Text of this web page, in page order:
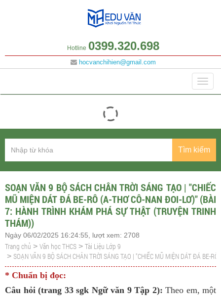
Hotline 0399.320.698
hocvanchihien@gmail.com
Tìm kiếm
SOẠN VĂN 9 BỘ SÁCH CHÂN TRỜI SÁNG TẠO | "CHIẾC
MŨ MIỆN DÁT ĐÁ BE-RÔ (A-THƠ CÔ-NAN ĐOI-LƠ)" (BÀI
7: HÀNH TRÌNH KHÁM PHÁ SỰ THẬT (TRUYỆN TRINH
THÁM))
Ngày 06/02/2025 16:24:55, lượt xem: 2708
Trang chủ > Văn học THCS > Tài Liệu Lớp 9
> SOẠN VĂN 9 BỘ SÁCH CHÂN TRỜI SÁNG TẠO | "CHIẾC MŨ MIỆN DÁT ĐÁ BE-
* Chuẩn bị đọc:
Câu hỏi (trang 33 sgk Ngữ văn 9 Tập 2): Theo em, một